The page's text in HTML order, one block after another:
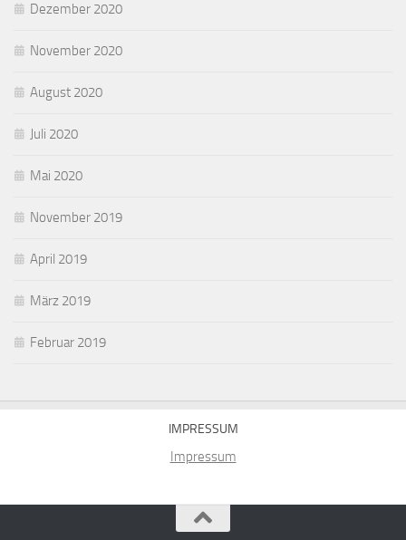
Dezember 2020
November 2020
August 2020
Juli 2020
Mai 2020
November 2019
April 2019
März 2019
Februar 2019
IMPRESSUM
Impressum